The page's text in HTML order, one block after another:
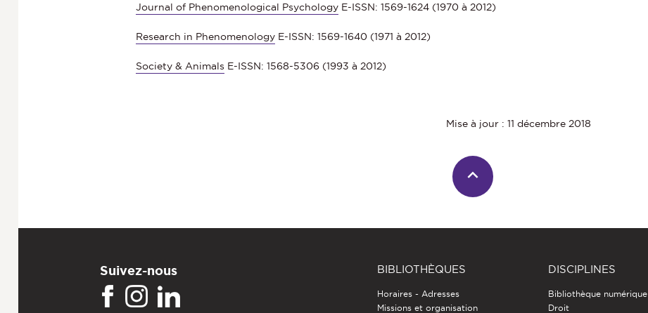
Journal of Phenomenological Psychology E-ISSN: 1569-1624 (1970 à 2012)
Research in Phenomenology E-ISSN: 1569-1640 (1971 à 2012)
Society & Animals E-ISSN: 1568-5306 (1993 à 2012)
Mise à jour : 11 décembre 2018
Suivez-nous BIBLIOTHÈQUES
Horaires - Adresses
Missions et organisation
DISCIPLINES
Bibliothèque numérique
Droit